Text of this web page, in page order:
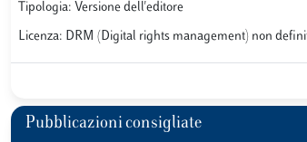
Tipologia: Versione dell'editore
Licenza: DRM (Digital rights management) non
Pubblicazioni consigliate